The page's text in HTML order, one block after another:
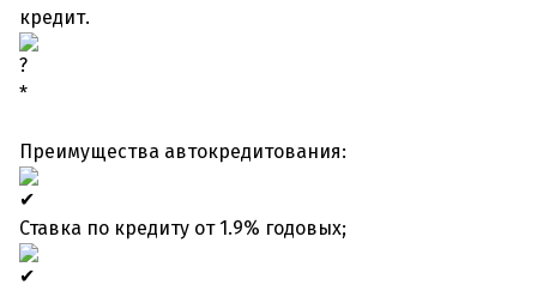
кредит.
*
Преимущества автокредитования:
Ставка по кредиту от 1.9% годовых;